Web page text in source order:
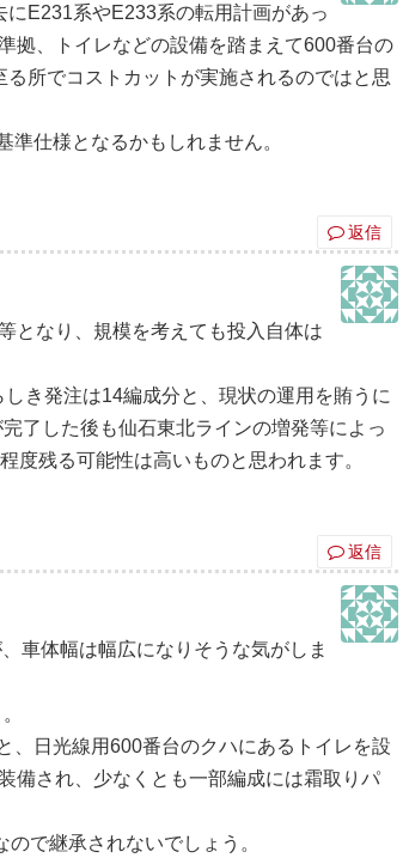
E231系やE233系の転用計画があっ
拠、トイレなどの設備を踏まえて600番台の
所でコストカットが実施されるのではと思
仕様となるかもしれません。
返信
となり、規模を考えても投入自体は
き発注は14編成分と、現状の運用を賄うに
了した後も仙石東北ラインの増発等によっ
度残る可能性は高いものと思われます。
返信
車体幅は幅広になりそうな気がしま
、日光線用600番台のクハにあるトイレを設
備され、少なくとも一部編成には霜取りパ
で継承されないでしょう。